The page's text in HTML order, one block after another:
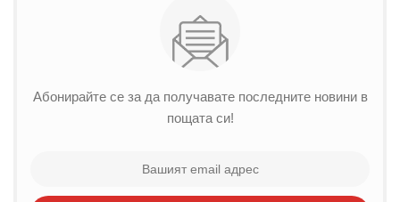
Абонирайте се за да получавате последните новини в
пощата си!